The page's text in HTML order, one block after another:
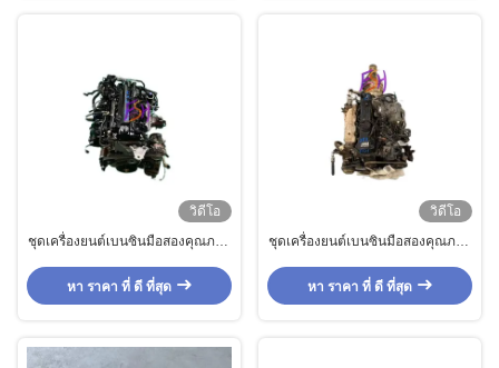
วิดีโอ
ชุดเครื่องยนต์เบนซินมือสองคุณภาพ
หา ราคา ที่ ดี ที่สุด
วิดีโอ
ชุดเครื่องยนต์เบนซินมือสองคุณภาพ
หา ราคา ที่ ดี ที่สุด